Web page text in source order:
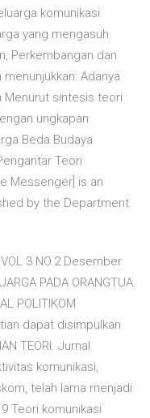
komunikasi
yang mengasuh
Perkembangan dan
Adanya
Menurut sintesis teori
ungkapan
Beda Budaya.
Teori
Messenger] is an
by the Department
3 NO.2 Desember
PADA ORANGTUA.
POLITIKOM
dapat disimpulkan
TEORI. Jurnal
komunikasi,
telah lama menjadi
Teori komunikasi